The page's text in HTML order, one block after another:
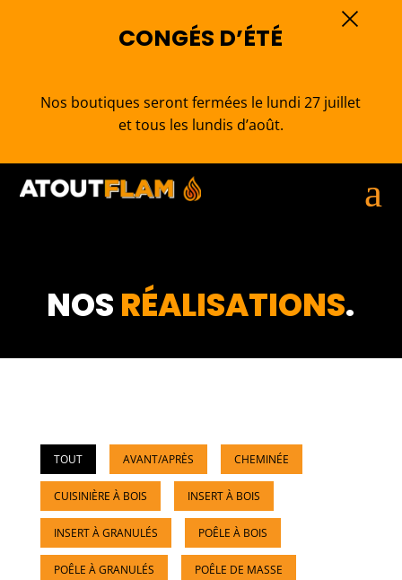
a
NOS RÉALISATIONS.
TOUT AVANT/APRÈS CHEMINÉE
CUISINIÈRE À BOIS INSERT À BOIS
INSERT À GRANULÉS POÊLE À BOIS
POÊLE À GRANULÉS POÊLE DE MASSE
CONGÉS D’ÉTÉ
Nos boutiques seront fermées le lundi 27 juillet
et tous les lundis d’août.
×